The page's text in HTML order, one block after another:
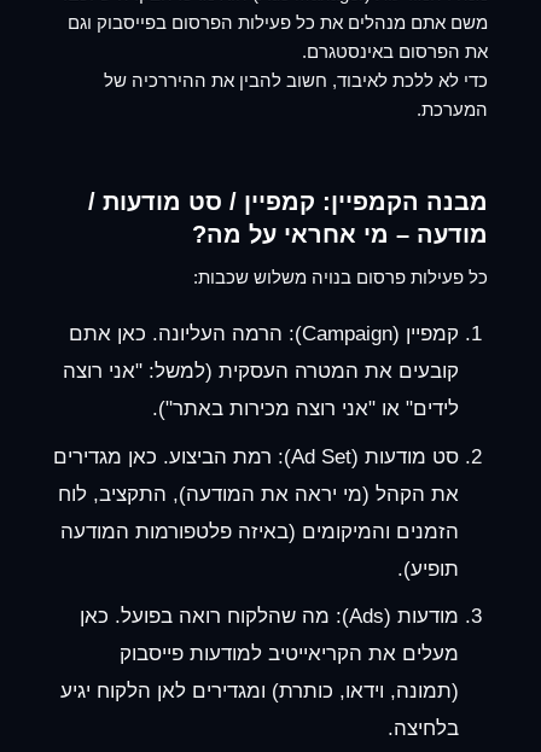
משם אתם מנהלים את כל פעילות הפרסום בפייסבוק וגם
את הפרסום באינסטגרם.
כדי לא ללכת לאיבוד, חשוב להבין את ההיררכיה של
המערכת.
מבנה הקמפיין: קמפיין / סט מודעות /
מודעה – מי אחראי על מה?
כל פעילות פרסום בנויה משלוש שכבות:
קמפיין (Campaign):
הרמה העליונה. כאן אתם
קובעים את המטרה העסקית (למשל: "אני רוצה
לידים" או "אני רוצה מכירות באתר").
סט מודעות (Ad Set):
רמת הביצוע. כאן מגדירים
את הקהל (מי יראה את המודעה), התקציב, לוח
הזמנים והמיקומים (באיזה פלטפורמות המודעה
תופיע).
מודעות (Ads):
מה שהלקוח רואה בפועל. כאן
מעלים את הקריאייטיב למודעות פייסבוק
(תמונה, וידאו, כותרת) ומגדירים לאן הלקוח יגיע
בלחיצה.